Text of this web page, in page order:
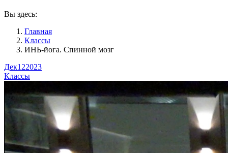
Вы здесь:
Главная
Классы
ИНЬ-йога. Спинной мозг
Дек122023
Классы